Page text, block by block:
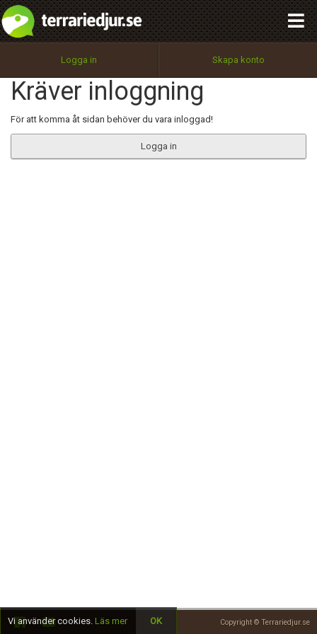
Logga in Skapa konto
Kräver inloggning
För att komma åt sidan behöver du vara inloggad!
Logga in
Copyright © Terrariedjur.se
Utför
100%
OK
integritetspolicy
Namn:
Epost:
Begär nytt lösenord
Tillbaka till förstasidan
Vi använder cookies. Läs mer OK